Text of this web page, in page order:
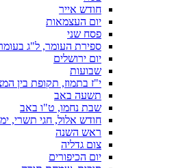
חודש אייר
יום העצמאות
פסח שני
ספירת העומר, ל"ג
יום ירושלים
שבועות
י"ז בתמוז, תקופת בין
תשעה באב
שבת נחמו, ט"ו באב
חודש אלול, חגי תשרי,
ראש השנה
צום גדליה
יום הכיפורים